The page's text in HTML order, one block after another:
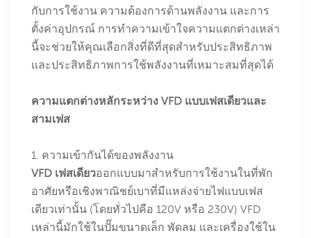
กับการใช้งาน ความต้องการด้านพลังงาน และการ
ตั้งค่าอุปกรณ์ การทำความเข้าใจความแตกต่างเหล่า
นี้จะช่วยให้คุณเลือกสิ่งที่ดีที่สุดสำหรับประสิทธิภาพ
และประสิทธิภาพการใช้พลังงานที่เหมาะสมที่สุดได้
ความแตกต่างหลักระหว่าง VFD แบบเฟสเดียวและ
สามเฟส
1. ความเข้ากันได้ของพลังงาน
VFD เฟสเดียวออกแบบมาสำหรับการใช้งานในที่พัก
อาศัยหรือเชิงพาณิชย์เบาที่มีแหล่งจ่ายไฟแบบเฟส
เดียวเท่านั้น (โดยทั่วไปคือ 120V หรือ 230V) VFD
เหล่านี้มักใช้ในปั๊มขนาดเล็ก พัดลม และเครื่องใช้ใน